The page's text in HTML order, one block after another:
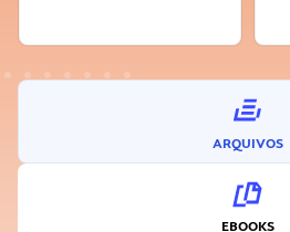
ARQUIVOS
EBOOKS